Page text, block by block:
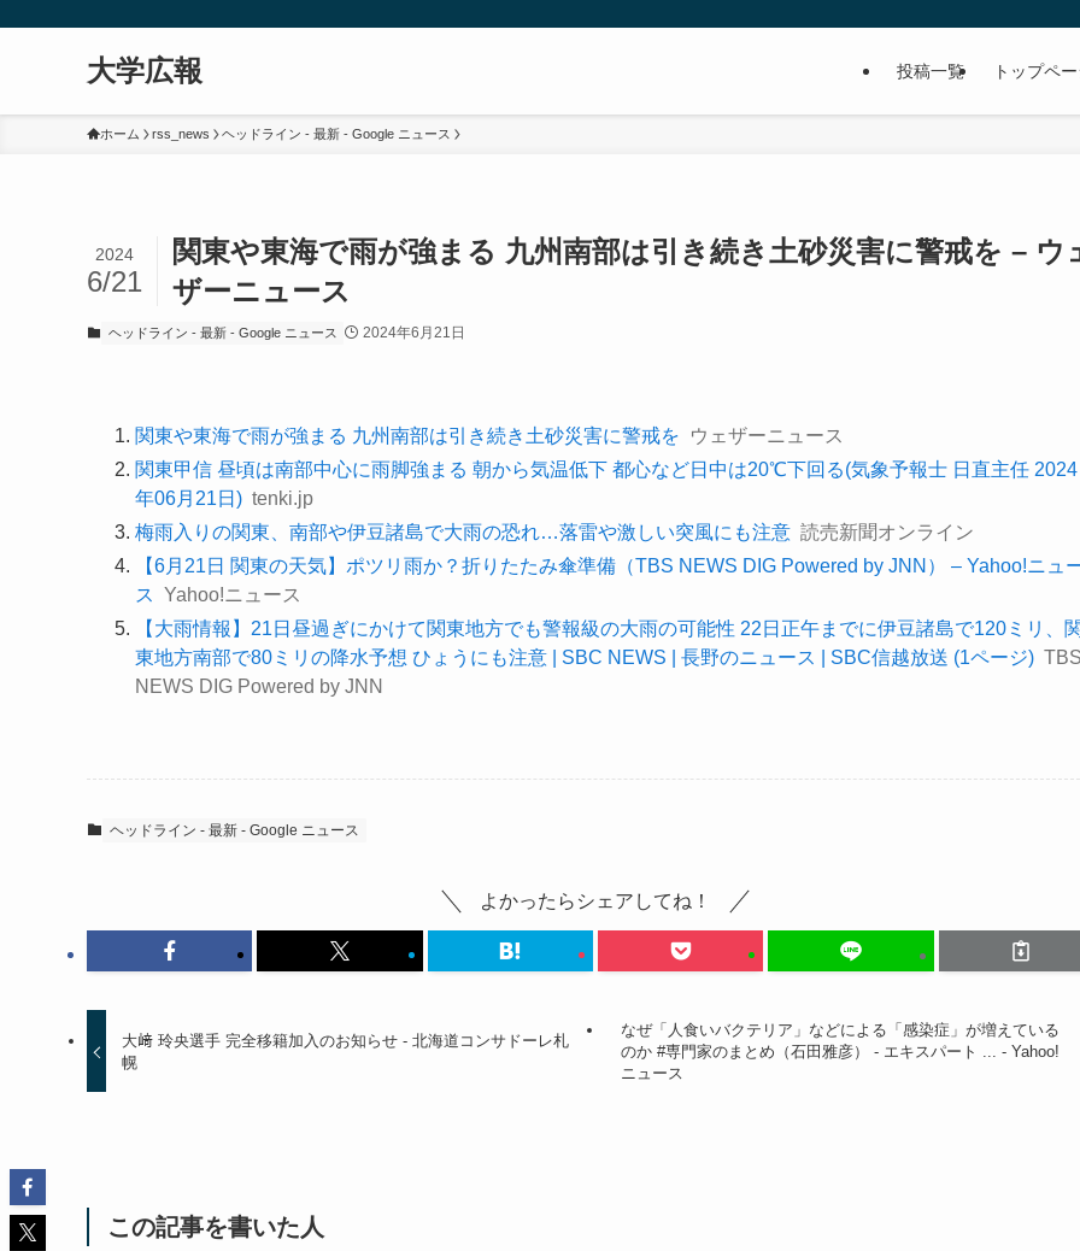
大学広報 投稿一覧 トップペ
ホーム rss_news ヘッドライン - 最新 - Google ニュース
関東や東海で雨が強まる 九州南部は引き続き土砂災害に警戒を – ウ
ザーニュース
2024
6/21
ヘッドライン - 最新 - Google ニュース 2024年6月21日
関東や東海で雨が強まる 九州南部は引き続き土砂災害に警戒を
ウェザーニュース
関東甲信 昼頃は南部中心に雨脚強まる 朝から気温低下 都心など日中は20℃下回る(気象予報士 日直主任 2024
年06月21日) tenki.jp
梅雨入りの関東、南部や伊豆諸島で大雨の恐れ…落雷や激しい突風にも注意 読売新聞オンライン
【6月21日 関東の天気】ポツリ雨か？折りたたみ傘準備（TBS NEWS DIG Powered by JNN） – Yahoo!ニュ
ス Yahoo!ニュース
【大雨情報】21日昼過ぎにかけて関東地方でも警報級の大雨の可能性 22日正午までに伊豆諸島で120ミリ、関
東地方南部で80ミリの降水予想 ひょうにも注意 | SBC NEWS | 長野のニュース | SBC信越放送 (1ページ) TBS
NEWS DIG Powered by JNN
ヘッドライン - 最新 - Google ニュース
よかったらシェアしてね！
大﨑 玲央選手 完全移籍加入のお知らせ - 北海道コンサドーレ札
幌
なぜ「人食いバクテリア」などによる「感染症」が増えている
のか #専門家のまとめ（石田雅彦） - エキスパート ... - Yahoo!
ニュース
この記事を書いた人